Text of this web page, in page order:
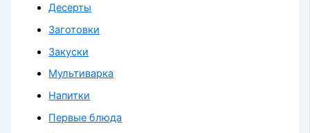
Десерты
Заготовки
Закуски
Мультиварка
Напитки
Первые блюда